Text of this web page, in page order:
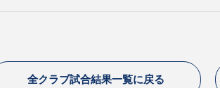
全クラブ試合結果一覧に戻る